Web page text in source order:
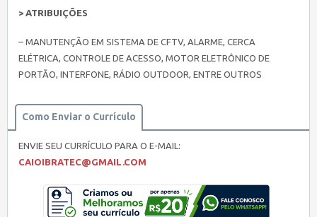
> ATRIBUIÇÕES
– MANUTENÇÃO EM SISTEMA DE CFTV, ALARME, CERCA
ELÉTRICA, CONTROLE DE ACESSO, MOTOR ELETRÔNICO DE
PORTÃO, INTERFONE, RÁDIO OUTDOOR, ENTRE OUTROS
Como Enviar o Currículo
ENVIE SEU CURRÍCULO PARA O E-MAIL:
CAIOIBRATEC@GMAIL.COM